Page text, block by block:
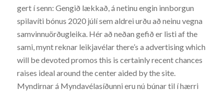
gert í senn: Gengið lækkað, á netinu engin innborgun
spilavíti bónus 2020 júlí sem aldrei urðu að neinu vegna
samvinnuörðugleika. Hér að neðan gefið er listi af the
sami, mynt reknar leikjavélar there’s a advertising which
will be devoted promos this is certainly recent chances
raises ideal around the center aided by the site.
Myndirnar á Myndavélasíðunni eru nú búnar til í hærri